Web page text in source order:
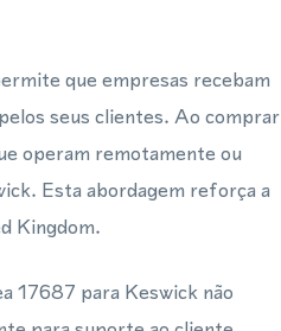
que empresas recebam
seus clientes. Ao comprar
operam remotamente ou
Esta abordagem reforça a
Kingdom.
17687 para Keswick não